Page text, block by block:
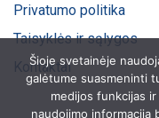
Privatumo politika
Taisyklės ir sąlygos
Kontaktai
Šioje svetainėje
galėtume suasmeninti
medijos funkcijas
naudojimo informaciją